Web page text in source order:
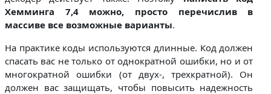
Хемминга 7,4 можно, просто перечислив в
массиве все возможные варианты.
На практике коды используются длинные. Код должен
спасать вас не только от однократной ошибки, но и от
многократной ошибки (от двух-, трехкратной). Он
должен вас защищать, чтобы повысить надежность